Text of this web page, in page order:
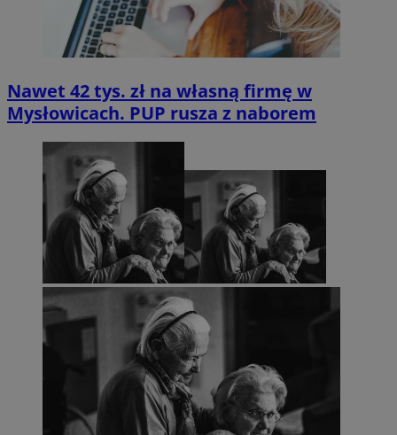
Nawet 42 tys. zł na własną firmę w
Mysłowicach. PUP rusza z naborem